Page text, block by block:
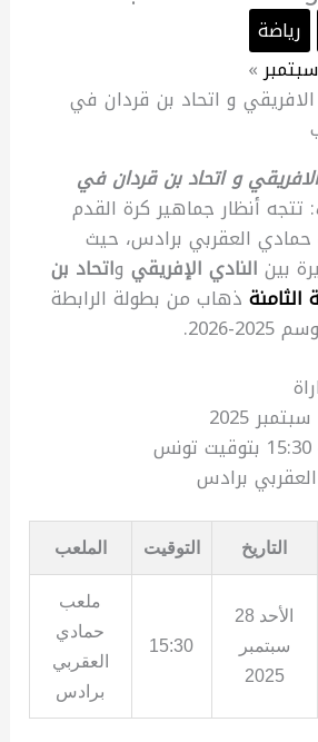
رياضة
سبتمبر
الافريقي و اتحاد بن قردان في
و اتحاد بن قردان في
: تتجه أنظار جماهير كرة القدم
حمادي العقربي برادس، حيث
بين النادي الإفريقي واتحاد بن
الثامنة ذهاب من بطولة الرابطة
2026.
برادس
التاريخ التوقيت الملعب
الأحد 28
سبتمبر
2025
15:30
ملعب
حمادي
العقربي
برادس